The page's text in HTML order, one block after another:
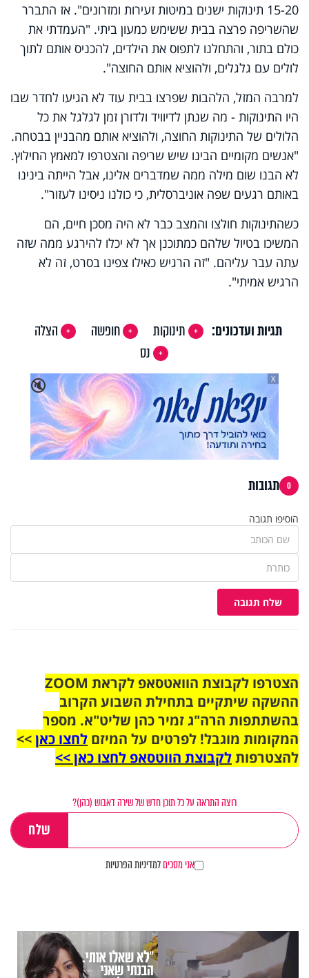
15-20 תינוקות ישנים במיטות זעירות ומזרונים". אז התברר
שהשריפה פרצה בבית ששימש כמעון ביתי. "העמדתי את
כולם בתור, והתחלנו לתפוס את הילדים, להכניס אותם לתוך
לולים עם גלגלים, ולהוציא אותם החוצה".
למרבה המזל, הלהבות שפרצו בבית עוד לא הגיעו לחדר שבו
היו התינוקות - מה שנתן לדיוויד ולדורן זמן לגלגל את כל
הלולים של התינוקות החוצה, ולהוציא אותם מהבניין בבטחה.
"אנשים מקומיים הבינו שיש שריפה והצטרפו למאמץ החילוץ.
לא הבנו שום מילה ממה שמדברים אלינו, אבל הייתה בינינו
באותם רגעים שפה אוניברסלית, כי כולנו ניסינו לעזור".
כשהתינוקות חולצו והמצב כבר לא היה מסכן חיים, הם
המשיכו בטיול שלהם כמתוכנן אך לא יכלו להירגע ממה שזה
עתה עבר עליהם. "זה הרגיש כאילו צפינו בסרט, זה לא
הרגיש אמיתי".
תגיות ועדכונים: תינוקות חופשה
הצלה
נס
🔇
X
0 תגובות
הוסיפו תגובה
שלח תגובה
הצטרפו לקבוצת הוואטסאפ לקראת ZOOM
ההשקה שיתקיים בתחילת השבוע הקרוב
בהשתתפות הרה"ג זמיר כהן שליט"א. מספר
המקומות מוגבל! לפרטים על המיזם לחצו כאן>>
להצטרפותלקבוצת הווטסאפ לחצו כאן >>
רוצה התראה על כל תוכן חדש של שירה דאבוש (כהן)?
אני מסכיםלמדיניות הפרטיות